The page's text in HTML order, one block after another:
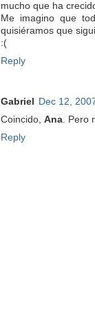
mucho que ha
Me imagino que
quisiéramos que
:(
Reply
Gabriel
Dec 12,
Coincido, Ana. Pero
Reply